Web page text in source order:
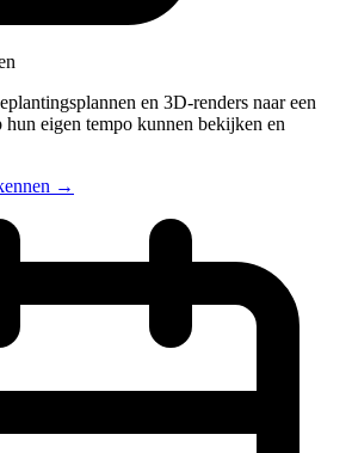
en 3D-renders naar een
eigen tempo kunnen bekijken en
→